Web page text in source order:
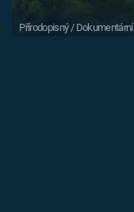
Přírodopisný / Dokumentární